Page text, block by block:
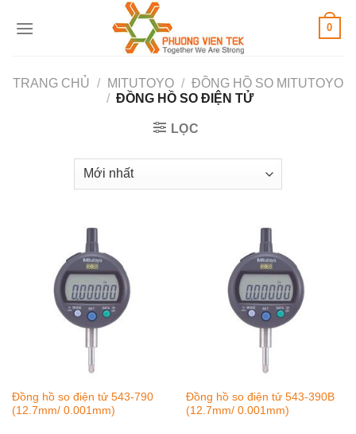
0
TRANG CHỦ / MITUTOYO / ĐỒNG HỒ SO MITUTOYO
/ ĐỒNG HỒ SO ĐIỆN TỬ
LỌC
Đồng hồ so điện tử 543-790
(12.7mm/ 0.001mm)
Đồng hồ so điện tử 543-390B
(12.7mm/ 0.001mm)